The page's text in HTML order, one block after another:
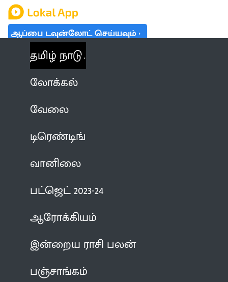
ஆப்பை டவுன்லோட் செய்யவும்
தமிழ் நாடு
லோக்கல்
வேலை
டிரெண்டிங்
வானிலை
பட்ஜெட் 2023-24
ஆரோக்கியம்
இன்றைய ராசி பலன்
பஞ்சாங்கம்